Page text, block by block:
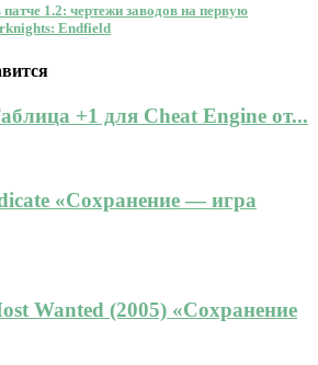
1.2: чертежи заводов на первую
Endfield
+1 для Cheat Engine от...
«Сохранение — игра
Wanted (2005) «Сохранение